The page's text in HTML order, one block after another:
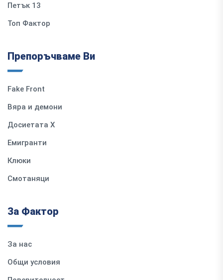
Петък 13
Топ Фактор
Препоръчваме Ви
Fake Front
Вяра и демони
Досиетата Х
Емигранти
Клюки
Смотаняци
За Фактор
За нас
Общи условия